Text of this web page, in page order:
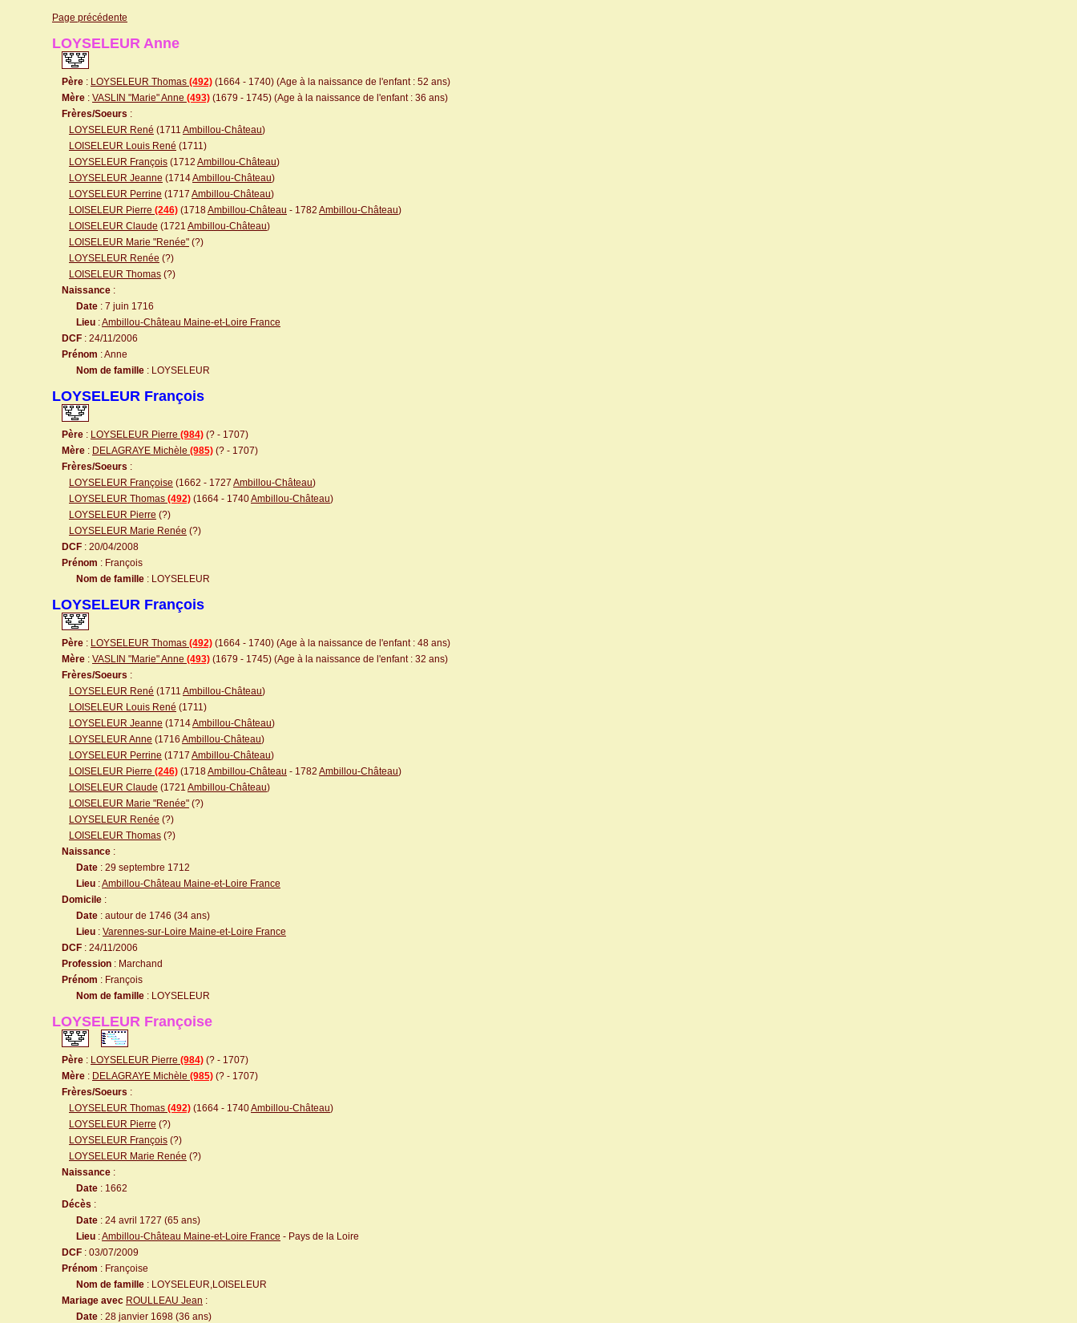
Page précédente
LOYSELEUR Anne
Père : LOYSELEUR Thomas (492) (1664 - 1740) (Age à la naissance de l'enfant : 52 ans)
Mère : VASLIN "Marie" Anne (493) (1679 - 1745) (Age à la naissance de l'enfant : 36 ans)
Frères/Soeurs :
LOYSELEUR René (1711 Ambillou-Château)
LOISELEUR Louis René (1711)
LOYSELEUR François (1712 Ambillou-Château)
LOYSELEUR Jeanne (1714Ambillou-Château)
LOYSELEUR Perrine (1717 Ambillou-Château)
LOISELEUR Pierre (246) (1718Ambillou-Château - 1782 Ambillou-Château)
LOISELEUR Claude (1721 Ambillou-Château)
LOISELEUR Marie "Renée" (?)
LOYSELEUR Renée (?)
LOISELEUR Thomas (?)
Naissance :
Date : 7 juin 1716
Lieu :Ambillou-Château Maine-et-Loire France
DCF : 24/11/2006
Prénom : Anne
Nom de famille : LOYSELEUR
LOYSELEUR François
Père : LOYSELEUR Pierre (984) (? - 1707)
Mère : DELAGRAYE Michèle (985) (? - 1707)
Frères/Soeurs :
LOYSELEUR Françoise (1662 - 1727 Ambillou-Château)
LOYSELEUR Thomas (492) (1664 - 1740Ambillou-Château)
LOYSELEUR Pierre (?)
LOYSELEUR Marie Renée (?)
DCF : 20/04/2008
Prénom : François
Nom de famille : LOYSELEUR
LOYSELEUR François
Père : LOYSELEUR Thomas (492) (1664 - 1740) (Age à la naissance de l'enfant : 48 ans)
Mère : VASLIN "Marie" Anne (493) (1679 - 1745) (Age à la naissance de l'enfant : 32 ans)
Frères/Soeurs :
LOYSELEUR René (1711 Ambillou-Château)
LOISELEUR Louis René (1711)
LOYSELEUR Jeanne (1714Ambillou-Château)
LOYSELEUR Anne (1716 Ambillou-Château)
LOYSELEUR Perrine (1717 Ambillou-Château)
LOISELEUR Pierre (246) (1718Ambillou-Château - 1782 Ambillou-Château)
LOISELEUR Claude (1721 Ambillou-Château)
LOISELEUR Marie "Renée" (?)
LOYSELEUR Renée (?)
LOISELEUR Thomas (?)
Naissance :
Date : 29 septembre 1712
Lieu :Ambillou-Château Maine-et-Loire France
Domicile :
Date : autour de 1746 (34 ans)
Lieu : Varennes-sur-Loire Maine-et-Loire France
DCF : 24/11/2006
Profession : Marchand
Prénom : François
Nom de famille : LOYSELEUR
LOYSELEUR Françoise
Père : LOYSELEUR Pierre (984) (? - 1707)
Mère : DELAGRAYE Michèle (985) (? - 1707)
Frères/Soeurs :
LOYSELEUR Thomas (492) (1664 - 1740Ambillou-Château)
LOYSELEUR Pierre (?)
LOYSELEUR François (?)
LOYSELEUR Marie Renée (?)
Naissance :
Date : 1662
Décès :
Date : 24 avril 1727 (65 ans)
Lieu :Ambillou-Château Maine-et-Loire France - Pays de la Loire
DCF : 03/07/2009
Prénom : Françoise
Nom de famille : LOYSELEUR,LOISELEUR
Mariage avec ROULLEAU Jean :
Date : 28 janvier 1698 (36 ans)